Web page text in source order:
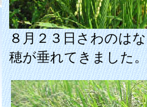
８月２３日さわのは
穂が垂れてきました。